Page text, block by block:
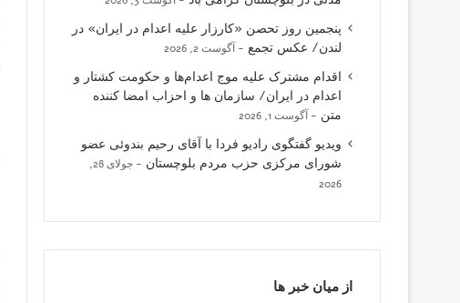
پنجمین روز تحصن «کارزار علیه اعدام در ایران» در
لندن/ عکس تجمع
آگوست 2, 2026
اقدام مشترک علیه موج اعدام‌ها و حکومت کشتار و
اعدام در ایران/ سازمان ها و احزاب امضا کننده
متن
آگوست 1, 2026
ویدیو گفتگوی رادیو فردا با آقای رحیم بندوئی عضو
شورای مرکزی حزب مردم بلوچستان
جولای 28,
2026
از میان خبر ها